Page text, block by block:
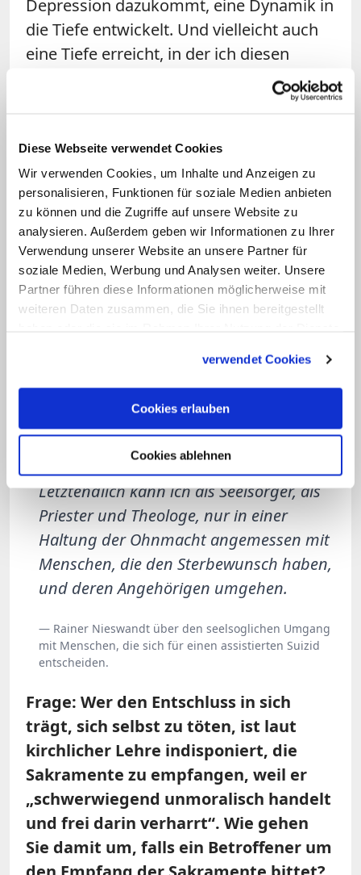
Diese Webseite verwendet Cookies
Wir verwenden Cookies, um Inhalte und Anzeigen zu
personalisieren, Funktionen für soziale Medien anbieten
zu können und die Zugriffe auf unsere Website zu
analysieren. Außerdem geben wir Informationen zu Ihrer
Verwendung unserer Website an unsere Partner für
soziale Medien, Werbung und Analysen weiter. Unsere
Partner führen diese Informationen möglicherweise mit
weiteren Daten zusammen, die Sie ihnen bereitgestellt
verwendet Cookies
Cookies erlauben
Cookies ablehnen
Depression dazukommt, eine Dynamik in
die Tiefe entwickelt. Und vielleicht auch
eine Tiefe erreicht, in der ich diesen
Menschen nicht mehr erreichen kann.
Aber das gehört dann auch zur eigenen
ich als Seelsorger, als Priester und
Theologe, nur in einer Haltung der
Ohnmacht angemessen mit Menschen,
die den Sterbewunsch haben, und deren
Angehörigen umgehen. Ich bin nicht der
Kirchenlehrer, ich kann da nicht doktrinär
auftreten. Ich kann mit diesen Menschen
die Situation nur aushalten und ihnen
vermitteln, dass wir alle in der
barmherzigen Hand Gottes gut
aufgehoben sind – im Leben, im Sterben
und im Tod.
Letztendlich kann ich als Seelsorger, als
Priester und Theologe, nur in einer
Haltung der Ohnmacht angemessen mit
Menschen, die den Sterbewunsch haben,
und deren Angehörigen umgehen.
— Rainer Nieswandt über den seelsoglichen Umgang
mit Menschen, die sich für einen assistierten Suizid
entscheiden.
Frage: Wer den Entschluss in sich
trägt, sich selbst zu töten, ist laut
kirchlicher Lehre indisponiert, die
Sakramente zu empfangen, weil er
„schwerwiegend unmoralisch handelt
und frei darin verharrt“. Wie gehen
Sie damit um, falls ein Betroffener um